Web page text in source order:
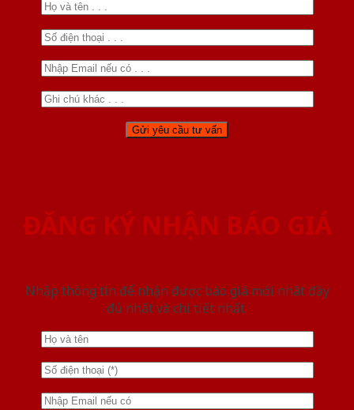
ĐĂNG KÝ NHẬN BÁO GIÁ
Nhập thông tin để nhận được báo giá mới nhât đầy
đủ nhất và chi tiết nhất.